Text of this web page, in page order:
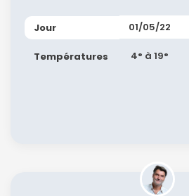
Jour
Températures
01/05/22
4° à 19°